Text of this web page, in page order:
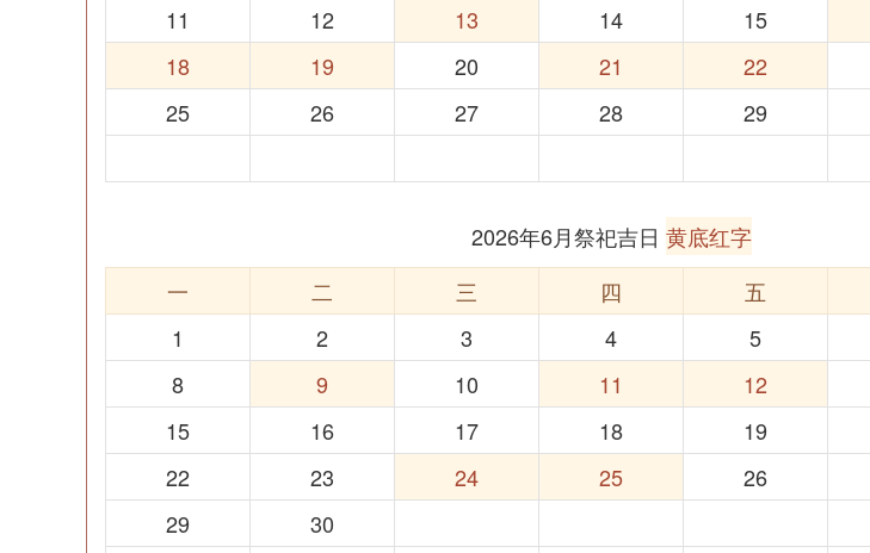
11
12 13 14 15
18
19 20 21 22
25
26 27 28 29
2026年6月祭祀吉日 黄底红字
一
二 三 四 五
1
2 3 4 5
8
9 10 11 12
15
16 17 18 19
22
23 24 25 26
29
30